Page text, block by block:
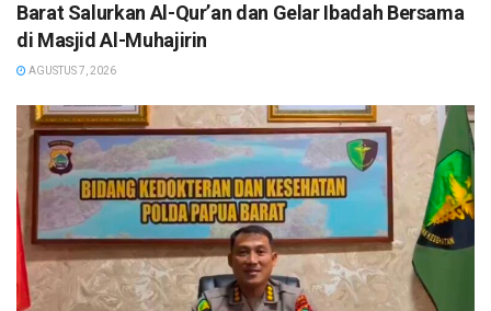
Barat Salurkan Al-Qur’an dan Gelar Ibadah Bersama
di Masjid Al-Muhajirin
AGUSTUS 7, 2026